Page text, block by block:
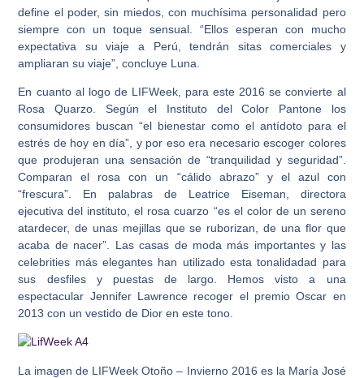
define el poder, sin miedos, con muchísima personalidad pero
siempre con un toque sensual. “Ellos esperan con mucho
expectativa su viaje a Perú, tendrán sitas comerciales y
ampliaran su viaje”, concluye Luna.
En cuanto al logo de LIFWeek, para este 2016 se convierte al
Rosa Quarzo. Según el Instituto del Color Pantone los
consumidores buscan “el bienestar como el antídoto para el
estrés de hoy en día”, y por eso era necesario escoger colores
que produjeran una sensación de “tranquilidad y seguridad”.
Comparan el rosa con un “cálido abrazo” y el azul con
“frescura”. En palabras de Leatrice Eiseman, directora
ejecutiva del instituto, el rosa cuarzo “es el color de un sereno
atardecer, de unas mejillas que se ruborizan, de una flor que
acaba de nacer”. Las casas de moda más importantes y las
celebrities más elegantes han utilizado esta tonalidadad para
sus desfiles y puestas de largo. Hemos visto a una
espectacular Jennifer Lawrence recoger el premio Oscar en
2013 con un vestido de Dior en este tono.
La imagen de LIFWeek Otoño – Invierno 2016 es la María José